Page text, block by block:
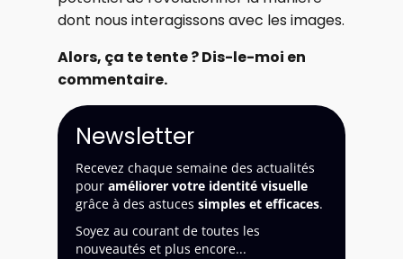
dont nous interagissons avec les images.
Alors, ça te tente ? Dis-le-moi en
commentaire.
Newsletter
Recevez chaque semaine des actualités
pour améliorer votre identité visuelle
grâce à des astuces simples et efficaces.
Soyez au courant de toutes les
nouveautés et plus encore...